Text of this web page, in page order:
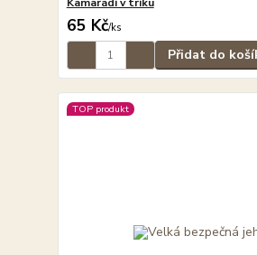
65 Kč/ks
Přidat do
TOP produkt